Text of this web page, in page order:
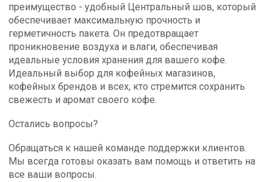
преимущество - удобный Центральный шов, который
обеспечивает максимальную прочность и
герметичность пакета. Он предотвращает
проникновение воздуха и влаги, обеспечивая
идеальные условия хранения для вашего кофе.
Идеальный выбор для кофейных магазинов,
кофейных брендов и всех, кто стремится сохранить
свежесть и аромат своего кофе.
Остались вопросы?
Обращаться к нашей команде поддержки клиентов.
Мы всегда готовы оказать вам помощь и ответить на
все ваши вопросы.